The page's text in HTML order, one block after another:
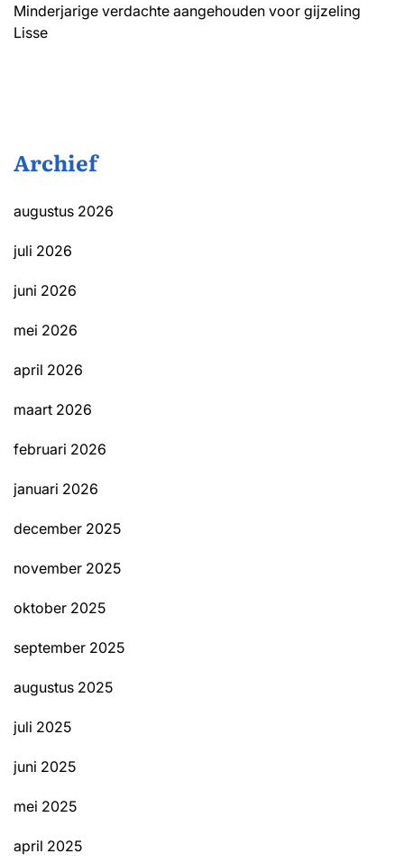
Minderjarige verdachte aangehouden voor gijzeling
Lisse
Archief
augustus 2026
juli 2026
juni 2026
mei 2026
april 2026
maart 2026
februari 2026
januari 2026
december 2025
november 2025
oktober 2025
september 2025
augustus 2025
juli 2025
juni 2025
mei 2025
april 2025